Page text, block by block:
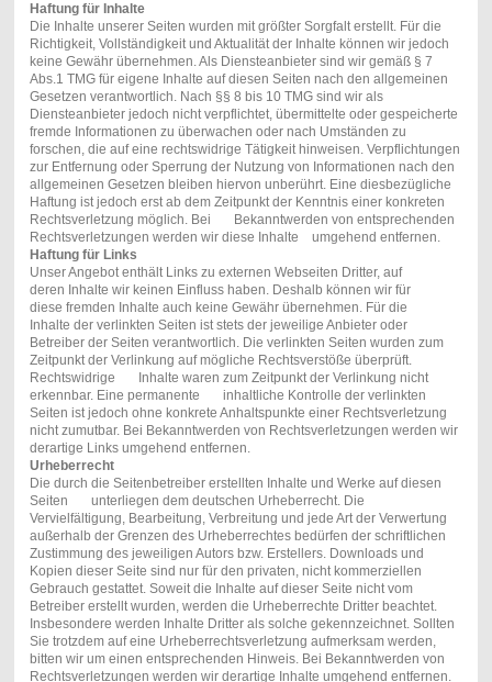
Haftung für Inhalte
Die Inhalte unserer Seiten wurden mit größter Sorgfalt erstellt. Für die
Richtigkeit, Vollständigkeit und Aktualität der Inhalte können wir jedoch
keine Gewähr übernehmen. Als Diensteanbieter sind wir gemäß § 7
Abs.1 TMG für eigene Inhalte auf diesen Seiten nach den allgemeinen
Gesetzen verantwortlich. Nach §§ 8 bis 10 TMG sind wir als
Diensteanbieter jedoch nicht verpflichtet, übermittelte oder gespeicherte
fremde Informationen zu überwachen oder nach Umständen zu
forschen, die auf eine rechtswidrige Tätigkeit hinweisen. Verpflichtungen
zur Entfernung oder Sperrung der Nutzung von Informationen nach den
allgemeinen Gesetzen bleiben hiervon unberührt. Eine diesbezügliche
Haftung ist jedoch erst ab dem Zeitpunkt der Kenntnis einer konkreten
Rechtsverletzung möglich. Bei Bekanntwerden von entsprechenden
Rechtsverletzungen werden wir diese Inhalte umgehend entfernen.
Haftung für Links
Unser Angebot enthält Links zu externen Webseiten Dritter, auf
deren Inhalte wir keinen Einfluss haben. Deshalb können wir für
diese fremden Inhalte auch keine Gewähr übernehmen. Für die
Inhalte der verlinkten Seiten ist stets der jeweilige Anbieter oder
Betreiber der Seiten verantwortlich. Die verlinkten Seiten wurden zum
Zeitpunkt der Verlinkung auf mögliche Rechtsverstöße überprüft.
Rechtswidrige Inhalte waren zum Zeitpunkt der Verlinkung nicht
erkennbar. Eine permanente inhaltliche Kontrolle der verlinkten
Seiten ist jedoch ohne konkrete Anhaltspunkte einer Rechtsverletzung
nicht zumutbar. Bei Bekanntwerden von Rechtsverletzungen werden wir
derartige Links umgehend entfernen.
Urheberrecht
Die durch die Seitenbetreiber erstellten Inhalte und Werke auf diesen
Seiten unterliegen dem deutschen Urheberrecht. Die
Vervielfältigung, Bearbeitung, Verbreitung und jede Art der Verwertung
außerhalb der Grenzen des Urheberrechtes bedürfen der schriftlichen
Zustimmung des jeweiligen Autors bzw. Erstellers. Downloads und
Kopien dieser Seite sind nur für den privaten, nicht kommerziellen
Gebrauch gestattet. Soweit die Inhalte auf dieser Seite nicht vom
Betreiber erstellt wurden, werden die Urheberrechte Dritter beachtet.
Insbesondere werden Inhalte Dritter als solche gekennzeichnet. Sollten
Sie trotzdem auf eine Urheberrechtsverletzung aufmerksam werden,
bitten wir um einen entsprechenden Hinweis. Bei Bekanntwerden von
Rechtsverletzungen werden wir derartige Inhalte umgehend entfernen.